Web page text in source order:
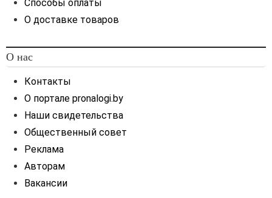
Способы оплаты
О доставке товаров
О нас
Контакты
О портале pronalogi.by
Наши свидетельства
Общественный совет
Реклама
Авторам
Вакансии